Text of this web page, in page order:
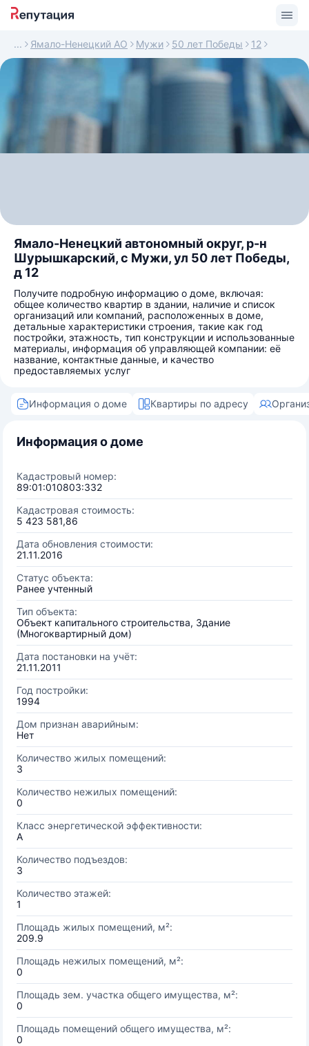
Ямало-Ненецкий АО Мужи 50 лет Победы 12
Ямало-Ненецкий автономный округ, р-н
Шурышкарский, с Мужи, ул 50 лет Победы,
д 12
Получите подробную информацию о доме, включая:
общее количество квартир в здании, наличие и список
организаций или компаний, расположенных в доме,
детальные характеристики строения, такие как год
постройки, этажность, тип конструкции и использованные
материалы, информация об управляющей компании: её
название, контактные данные, и качество
предоставляемых услуг
Информация о доме Квартиры по адресу
Информация о доме
Кадастровый номер:
89:01:010803:332
Кадастровая стоимость:
5 423 581,86
Дата обновления стоимости:
21.11.2016
Статус объекта:
Ранее учтенный
Тип объекта:
Объект капитального строительства, Здание
(Многоквартирный дом)
Дата постановки на учёт:
21.11.2011
Год постройки:
1994
Дом признан аварийным:
Нет
Количество жилых помещений:
3
Количество нежилых помещений:
0
Класс энергетической эффективности:
A
Количество подъездов:
3
Количество этажей:
1
Площадь жилых помещений, м²:
209.9
Площадь нежилых помещений, м²:
0
Площадь зем. участка общего имущества, м²:
0
Площадь помещений общего имущества, м²:
0